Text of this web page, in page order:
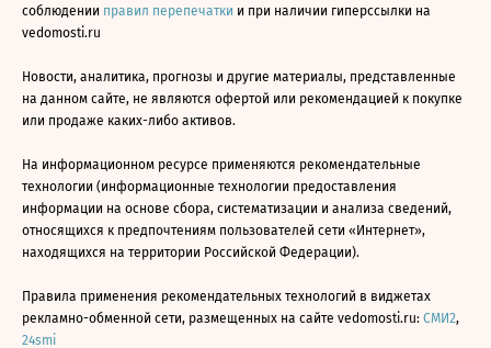
соблюдении правил перепечатки и при наличии гиперссылки на
vedomosti.ru
Новости, аналитика, прогнозы и другие материалы, представленные
на данном сайте, не являются офертой или рекомендацией к покупке
или продаже каких-либо активов.
На информационном ресурсе применяются рекомендательные
технологии (информационные технологии предоставления
информации на основе сбора, систематизации и анализа сведений,
относящихся к предпочтениям пользователей сети «Интернет»,
находящихся на территории Российской Федерации).
Правила применения рекомендательных технологий в виджетах
рекламно-обменной сети, размещенных на сайте vedomosti.ru: СМИ2,
24smi